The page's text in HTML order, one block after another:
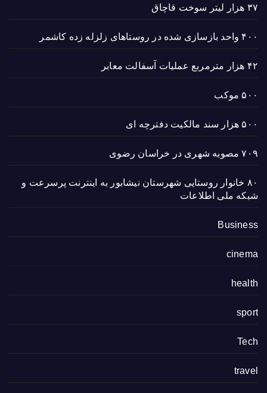
۳۷ هزار لیتر سوخت قاچاق
۴۰۰ واحد بازسازی شده در روستاهای زلزله زده کاشمر
۴۲ هزار مترمربع عملیات آسفالت معابر
۵۰۰ موکب
۵۰۰ هزار سند مالکیت دفترچه ای
۷۰۹ مصوبه شهری در خراسان رضوی
۸۰ خانوار روستایی شهرستان نیشابور به اینترنت پرسرعت و
شبکه ملی اطلاعات
Business
cinema
health
sport
Tech
travel